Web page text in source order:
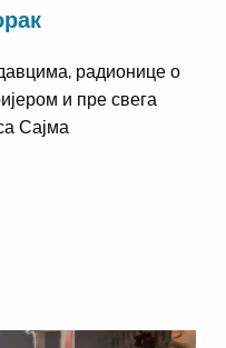
радионице о
и пре свега
Сајма